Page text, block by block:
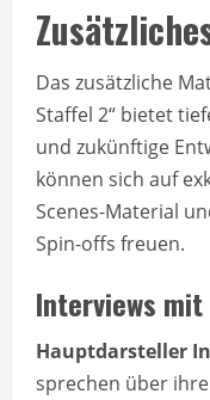
Das zusätzliche
Staffel 2“ bietet
und zukünftige
können sich auf
Scenes-Material
Spin-offs freuen.
Interviews
Hauptdarsteller
sprechen über